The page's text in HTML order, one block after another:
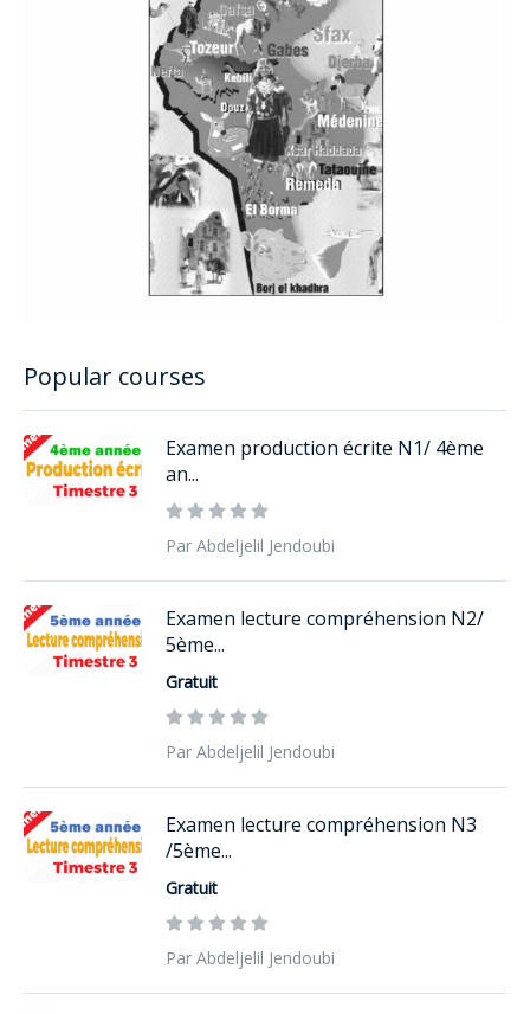
Popular courses
Examen production écrite N1/ 4ème
an...
Par Abdeljelil Jendoubi
Examen lecture compréhension N2/
5ème...
Gratuit
Par Abdeljelil Jendoubi
Examen lecture compréhension N3
/5ème...
Gratuit
Par Abdeljelil Jendoubi